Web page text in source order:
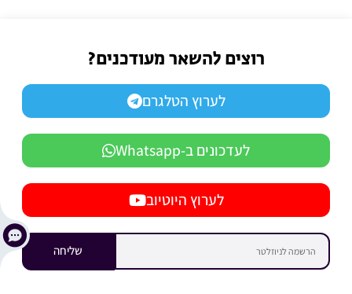
רוצים להשאר מעודכנים?
לערוץ הטלגרם
לעדכונים ב-Whatsapp
לערוץ היוטיוב
שליחה